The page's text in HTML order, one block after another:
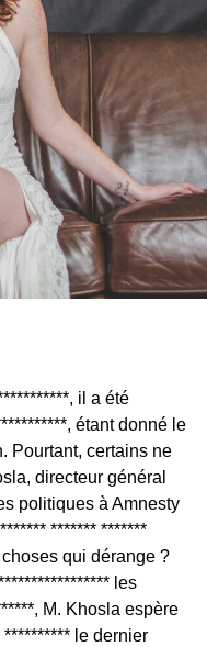
il a été
étant donné le
Pourtant, certains ne
directeur général
politiques à Amnesty
******* *******
qui dérange ?
les
M. Khosla espère
le dernier